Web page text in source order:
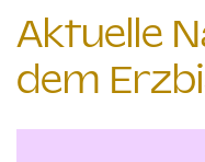
Aktuelle
dem